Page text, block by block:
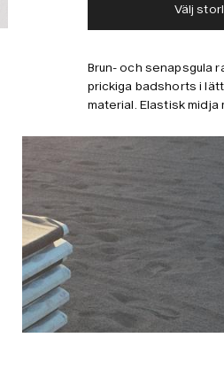
Välj
Brun- och senapsgula
prickiga badshorts i
material. Elastisk midja
Meshfoder för
passform och